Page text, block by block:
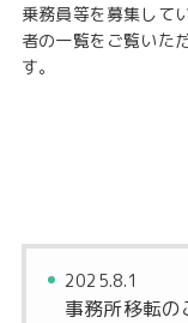
乗務員等を募集して
者の一覧をご覧いた
す。
2025.8.1
事務所移転の